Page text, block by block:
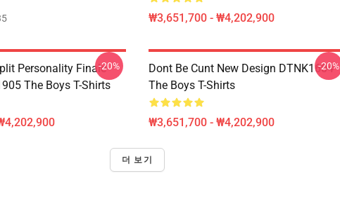
₩3,651,700 - ₩4,202,900
Personality Finale
The Boys T-Shirts
-20%
Dont Be Cunt New Design DTNK1604
The Boys T-Shirts
₩3,651,700 - ₩4,202,900
-20%
더 보기